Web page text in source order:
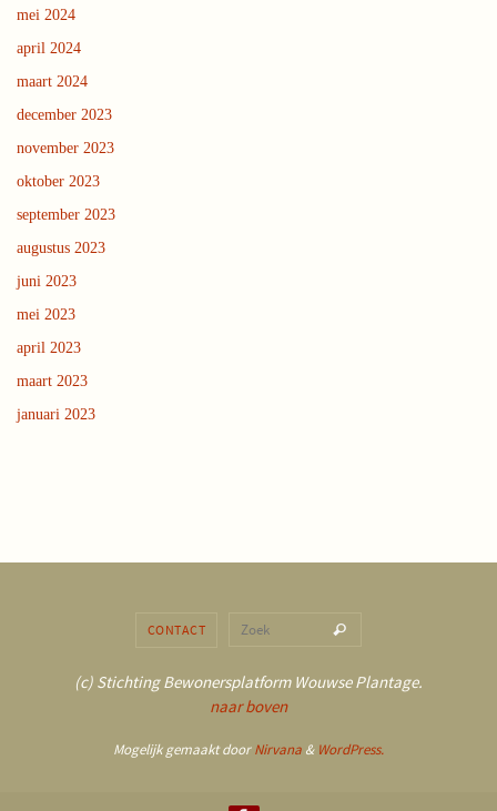
mei 2024
april 2024
maart 2024
december 2023
november 2023
oktober 2023
september 2023
augustus 2023
juni 2023
mei 2023
april 2023
maart 2023
januari 2023
CONTACT Zoek
(c) Stichting Bewonersplatform Wouwse Plantage.
naar boven
Mogelijk gemaakt doorNirvana & WordPress.